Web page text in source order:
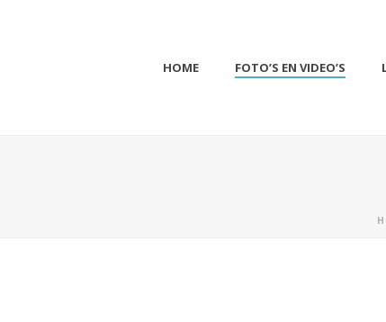
HOME FOTO’S EN VIDEO’S